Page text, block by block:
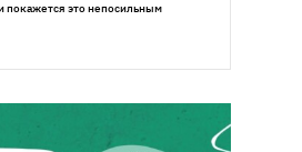
покажется это непосильным